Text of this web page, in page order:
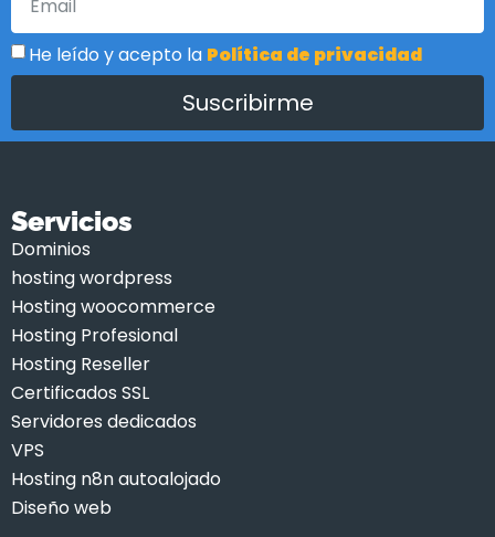
He leído y acepto la Política de privacidad
Suscribirme
Servicios
Dominios
hosting wordpress
Hosting woocommerce
Hosting Profesional
Hosting Reseller
Certificados SSL
Servidores dedicados
VPS
Hosting n8n autoalojado
Diseño web